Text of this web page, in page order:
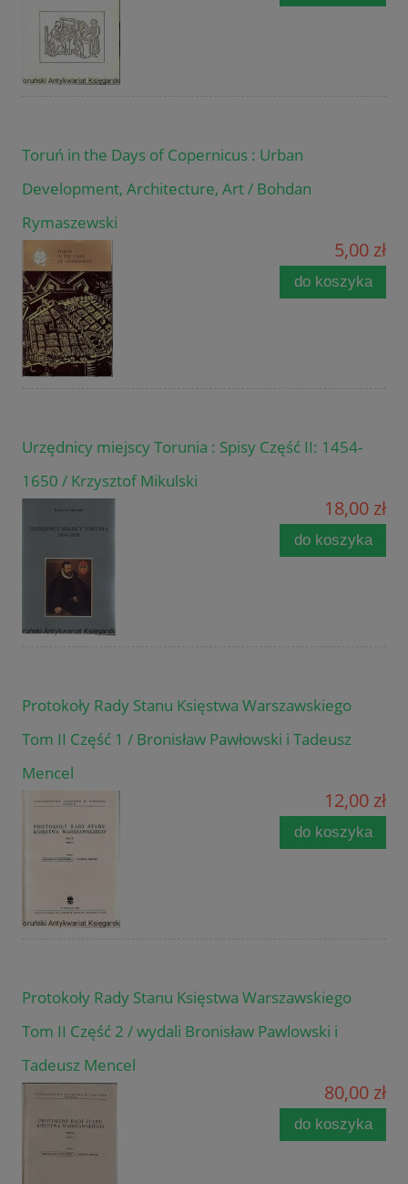
Toruń in the Days of Copernicus : Urban
Development, Architecture, Art / Bohdan
Rymaszewski
5,00 zł
do koszyka
Urzędnicy miejscy Torunia : Spisy Część II: 1454-
1650 / Krzysztof Mikulski
18,00 zł
do koszyka
Protokoły Rady Stanu Księstwa Warszawskiego
Tom II Część 1 / Bronisław Pawłowski i Tadeusz
Mencel
12,00 zł
do koszyka
Protokoły Rady Stanu Księstwa Warszawskiego
Tom II Część 2 / wydali Bronisław Pawlowski i
Tadeusz Mencel
80,00 zł
do koszyka